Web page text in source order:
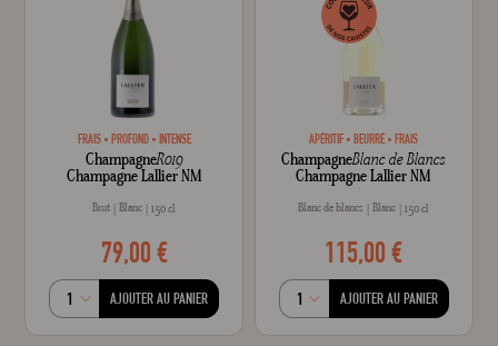
FRAIS PROFOND INTENSE
ChampagneR019
Champagne Lallier NM
Brut Blanc 150 cl
79,00 €
AJOUTER AU PANIER
APÉRITIF BEURRÉ FRAIS
ChampagneBlanc de Blancs
Champagne Lallier NM
Blanc de blancs Blanc 150 cl
115,00 €
AJOUTER AU PANIER